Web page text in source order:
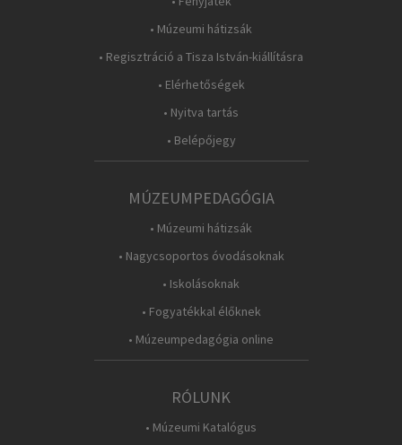
• Múzeumi hátizsák
• Regisztráció a Tisza István-kiállításra
• Elérhetőségek
• Nyitva tartás
• Belépőjegy
MÚZEUMPEDAGÓGIA
• Múzeumi hátizsák
• Nagycsoportos óvodásoknak
• Iskolásoknak
• Fogyatékkal élőknek
• Múzeumpedagógia online
RÓLUNK
• Múzeumi Katalógus